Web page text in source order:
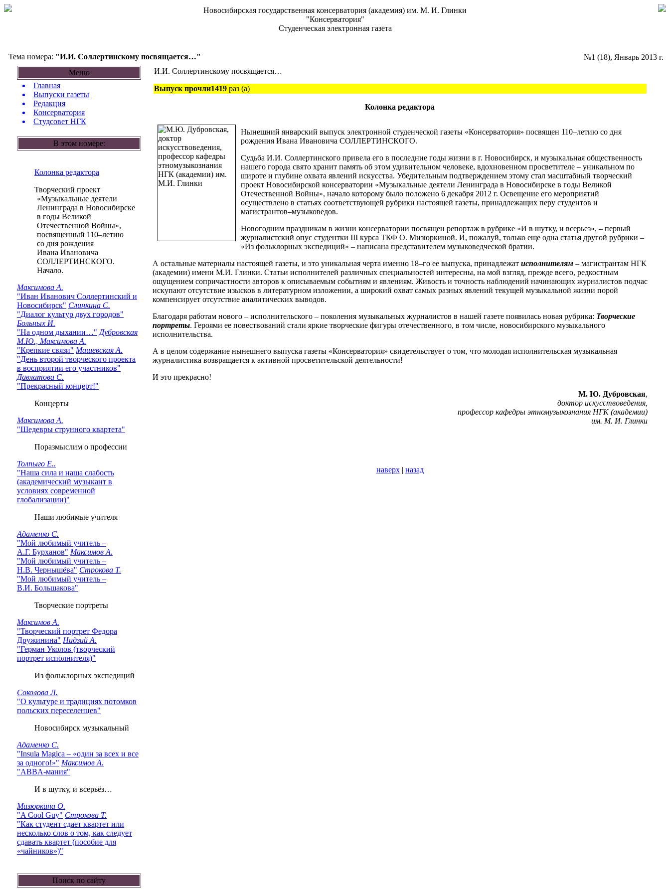
Новосибирская государственная консерватория (академия) им. М. И. Глинки
"Консерватория"
Студенческая электронная газета
Тема номера: "И.И. Соллертинскому посвящается…"
№1 (18), Январь 2013 г.
Меню
Главная
Выпуски газеты
Редакция
Консерватория
Студсовет НГК
В этом номере:
Колонка редактора
Творческий проект
«Музыкальные деятели
Ленинграда в Новосибирске
в годы Великой
Отечественной Войны»,
посвященный 110–летию
со дня рождения
Ивана Ивановича
СОЛЛЕРТИНСКОГО.
Начало.
Максимова А.
"Иван Иванович Соллертинский и
Новосибирск" Слинкина С.
"Диалог культур двух городов"
Больных И.
"На одном дыхании…" Дубровская
М.Ю., Максимова А.
"Крепкие связи" Машевская А.
"День второй творческого проекта
в восприятии его участников"
Давлатова С.
"Прекрасный концерт!"
Концерты
Максимова А.
"Шедевры струнного квартета"
Поразмыслим о профессии
Толпыго Е..
"Наша сила и наша слабость
(академический музыкант в
условиях современной
глобализации)"
Наши любимые учителя
Адаменко С.
"Мой любимый учитель –
А.Г. Бурханов" Максимов А.
"Мой любимый учитель –
Н.В. Чернышёва" Строкова Т.
"Мой любимый учитель –
В.И. Большакова"
Творческие портреты
Максимов А.
"Творческий портрет Федора
Дружинина" Нидзий А.
"Герман Уколов (творческий
портрет исполнителя)"
Из фольклорных экспедиций
Соколова Л.
"О культуре и традициях потомков
польских переселенцев"
Новосибирск музыкальный
Адаменко С.
"Insula Magica – «один за всех и все
за одного!»" Максимов А.
"ABBA-мания"
И в шутку, и всерьёз…
Мизюркина О.
"A Cool Guy" Строкова Т.
"Как студент сдает квартет или
несколько слов о том, как следует
сдавать квартет (пособие для
«чайников»)"
Поиск по сайту
И.И. Соллертинскому посвящается…
Выпуск прочли1419раз (а)
Колонка редактора
Нынешний январский выпуск электронной студенческой газеты «Консерватория» посвящен 110–летию со дня
рождения Ивана Ивановича СОЛЛЕРТИНСКОГО.
Судьба И.И. Соллертинского привела его в последние годы жизни в г. Новосибирск, и музыкальная общественность
нашего города свято хранит память об этом удивительном человеке, вдохновенном просветителе – уникальном по
широте и глубине охвата явлений искусства. Убедительным подтверждением этому стал масштабный творческий
проект Новосибирской консерватории «Музыкальные деятели Ленинграда в Новосибирске в годы Великой
Отечественной Войны», начало которому было положено 6 декабря 2012 г. Освещение его мероприятий
осуществлено в статьях соответствующей рубрики настоящей газеты, принадлежащих перу студентов и
магистрантов–музыковедов.
Новогодним праздникам в жизни консерватории посвящен репортаж в рубрике «И в шутку, и всерьез», – первый
журналистский опус студентки III курса ТКФ О. Мизюркиной. И, пожалуй, только еще одна статья другой рубрики –
«Из фольклорных экспедиций» – написана представителем музыковедческой братии.
А остальные материалы настоящей газеты, и это уникальная черта именно 18–го ее выпуска, принадлежат исполнителям– магистрантам НГК
(академии) имени М.И. Глинки. Статьи исполнителей различных специальностей интересны, на мой взгляд, прежде всего, редкостным
ощущением сопричастности авторов к описываемым событиям и явлениям. Живость и точность наблюдений начинающих журналистов подчас
искупают отсутствие изысков в литературном изложении, а широкий охват самых разных явлений текущей музыкальной жизни порой
компенсирует отсутствие аналитических выводов.
Благодаря работам нового – исполнительского – поколения музыкальных журналистов в нашей газете появилась новая рубрика: Творческие
портреты. Героями ее повествований стали яркие творческие фигуры отечественного, в том числе, новосибирского музыкального
исполнительства.
А в целом содержание нынешнего выпуска газеты «Консерватория» свидетельствует о том, что молодая исполнительская музыкальная
журналистика возвращается к активной просветительской деятельности!
И это прекрасно!
М. Ю. Дубровская,
доктор искусствоведения,
профессор кафедры этномузыкознания НГК (академии)
им. М. И. Глинки
наверх| назад